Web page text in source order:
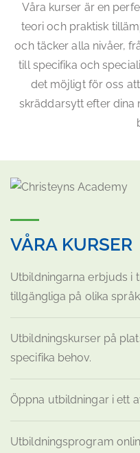
Våra kurser är en
teori och praktisk
och täcker alla nivåer,
till specifika och
det möjligt för oss
skräddarsytt efter dina
VÅRA KURSER
Utbildningarna erbjuds i
tillgängliga på olika
Utbildningskurser på
specifika behov.
Öppna utbildningar i ett
Utbildningsprogram